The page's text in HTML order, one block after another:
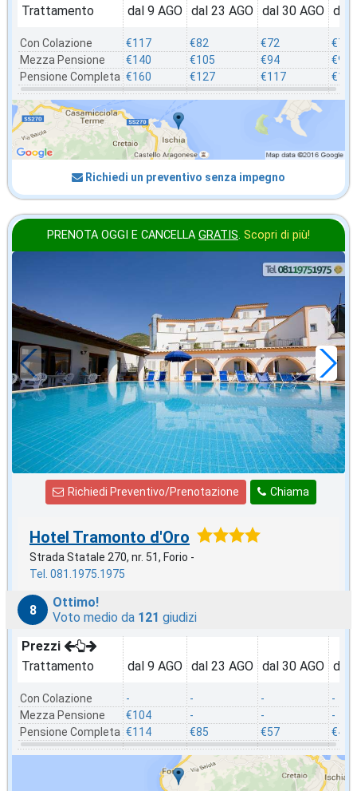
Trattamento
Con Colazione
Mezza Pensione
Pensione Completa
dal 9 AGO
€117
€140
€160
dal 23 AGO
€82
€105
€127
dal 30 AGO
€72
€94
€117
dal
€70
€92
€115
Richiedi un preventivo senza impegno
PRENOTA OGGI E CANCELLA GRATIS. Scopri di più!
€28,43
a notte
Chiama
Richiedi Preventivo/Prenotazione
Hotel Tramonto d'Oro
Strada Statale 270, nr. 51, Forio -
Tel. 081.1975.1975
8
Ottimo!
Voto medio da 121 giudizi
Prezzi
Trattamento
Con Colazione
Mezza Pensione
Pensione Completa
dal 9 AGO
-
€104
€114
dal 23 AGO
-
-
€85
dal 30 AGO
-
-
€57
dal
-
-
€49